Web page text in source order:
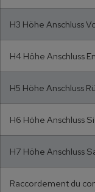
H3 Höhe Anschluss
H4 Höhe Anschluss
H5 Höhe Anschluss
H6 Höhe Anschluss
H7 Höhe Anschluss
Raccordement du